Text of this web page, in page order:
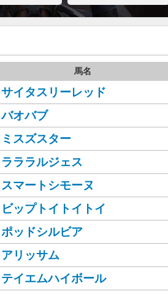
馬名
サイタスリーレッド
バオバブ
ミスズスター
ラララルジェス
スマートシモーヌ
ビップトイトイトイ
ポッドシルビア
アリッサム
テイエムハイボール